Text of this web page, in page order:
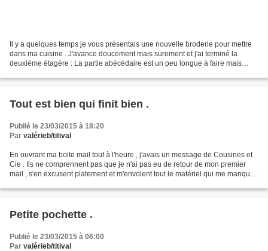
Il y a quelques temps je vous présentais une nouvelle broderie pour mettre
dans ma cuisine . J'avance doucement mais surement et j'ai terminé la
deuxième étagère : La partie abécédaire est un peu longue à faire mais
Tout est bien qui finit bien .
Publié le 23/03/2015 à 18:20
Par valérieb/titival
En ouvrant ma boite mail tout à l'heure , j'avais un message de Cousines et
Cie . Ils ne comprennent pas que je n'ai pas eu de retour de mon premier
mail , s'en excusent platement et m'envoient tout le matériel qui me manque
Petite pochette .
Publié le 23/03/2015 à 06:00
Par valérieb/titival